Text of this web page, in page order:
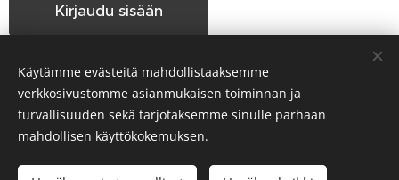
Kirjaudu sisään
Unohditko salasanasi?
Hakunilan Seudun Koiraharrastajat HSKH ry
Käytämme evästeitä mahdollistaaksemme
verkkosivustomme asianmukaisen toiminnan ja
turvallisuuden sekä tarjotaksemme sinulle parhaan
mahdollisen käyttökokemuksen.